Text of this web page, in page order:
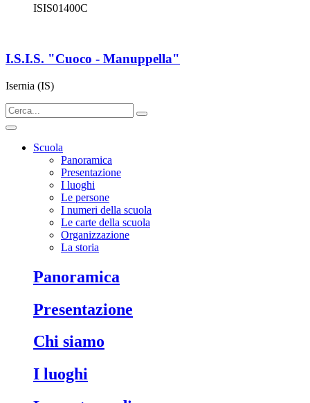
ISIS01400C
I.S.I.S. "Cuoco - Manuppella"
Isernia (IS)
Scuola
Panoramica
Presentazione
I luoghi
Le persone
I numeri della scuola
Le carte della scuola
Organizzazione
La storia
panoramica
presentazione
chi siamo
i luoghi